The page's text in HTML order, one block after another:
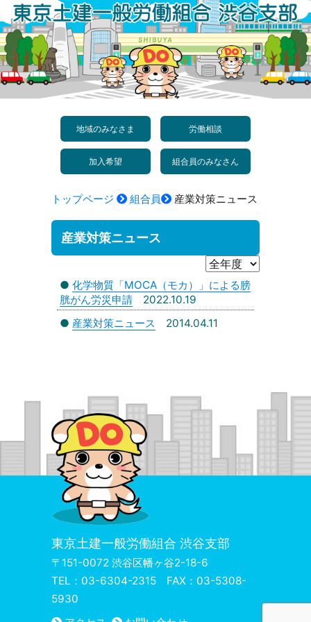
ン
テ
ン
ツ
地域のみなさま 労働相談
加入希望 組合員のみなさん
トップページ 組合員 産業対策ニュース
産業対策ニュース
● 化学物質「MOCA（モカ）」による膀
胱がん労災申請
2022.10.19
● 産業対策ニュース 2014.04.11
東京土建一般労働組合 渋谷支部
〒151-0072 渋谷区幡ヶ谷2-18-6
TEL：03-6304-2315 FAX：03-5308-
5930